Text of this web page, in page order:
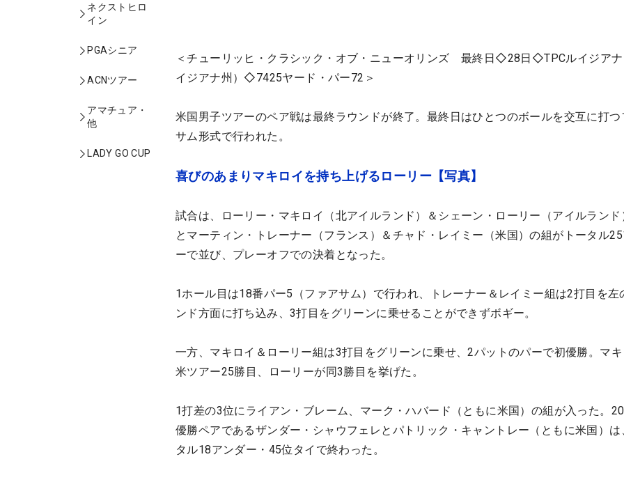
ネクストヒロ
イン
PGAシニア
ACNツアー
アマチュア・
他
LADY GO CUP
＜チューリッヒ・クラシック・オブ・ニューオリンズ 最終日◇28日◇TPCルイジア
イジアナ州）◇7425ヤード・パー72＞
米国男子ツアーのペア戦は最終ラウンドが終了。最終日はひとつのボールを交互に打つ
サム形式で行われた。
喜びのあまりマキロイを持ち上げるローリー【写真】
試合は、ローリー・マキロイ（北アイルランド）＆シェーン・ローリー（アイルランド
とマーティン・トレーナー（フランス）＆チャド・レイミー（米国）の組がトータル
ーで並び、プレーオフでの決着となった。
1ホール目は18番パー5（ファアサム）で行われ、トレーナー＆レイミー組は2打目を左
ンド方面に打ち込み、3打目をグリーンに乗せることができずボギー。
一方、マキロイ＆ローリー組は3打目をグリーンに乗せ、2パットのパーで初優勝。マ
米ツアー25勝目、ローリーが同3勝目を挙げた。
1打差の3位にライアン・ブレーム、マーク・ハバード（ともに米国）の組が入った。
優勝ペアであるザンダー・シャウフェレとパトリック・キャントレー（ともに米国）は
タル18アンダー・45位タイで終わった。